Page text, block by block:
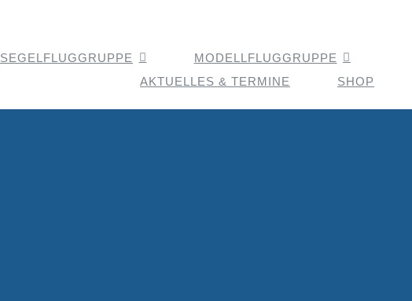
SEGELFLUGGRUPPE
MODELLFLUGGRUPPE
AKTUELLES & TERMINE
SHOP